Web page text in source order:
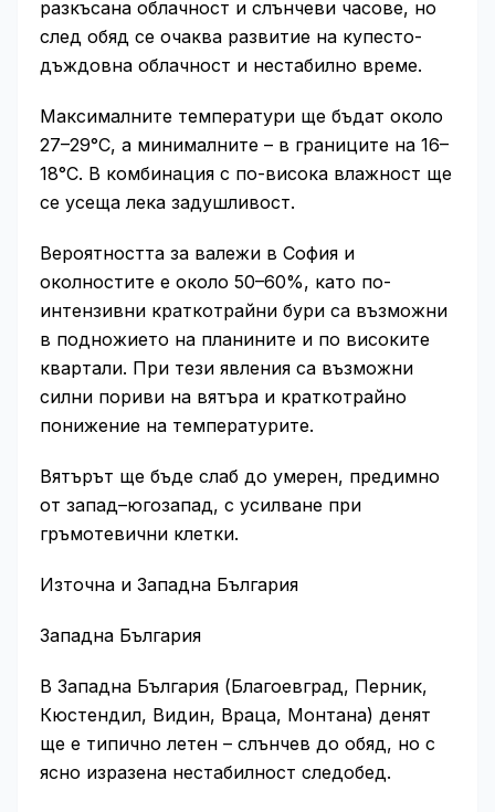
разкъсана облачност и слънчеви часове, но
след обяд се очаква развитие на купесто-
дъждовна облачност и нестабилно време.
Максималните температури ще бъдат около
27–29°C, а минималните – в границите на 16–
18°C. В комбинация с по-висока влажност ще
се усеща лека задушливост.
Вероятността за валежи в София и
околностите е около 50–60%, като по-
интензивни краткотрайни бури са възможни
в подножието на планините и по високите
квартали. При тези явления са възможни
силни пориви на вятъра и краткотрайно
понижение на температурите.
Вятърът ще бъде слаб до умерен, предимно
от запад–югозапад, с усилване при
гръмотевични клетки.
Източна и Западна България
Западна България
В Западна България (Благоевград, Перник,
Кюстендил, Видин, Враца, Монтана) денят
ще е типично летен – слънчев до обяд, но с
ясно изразена нестабилност следобед.